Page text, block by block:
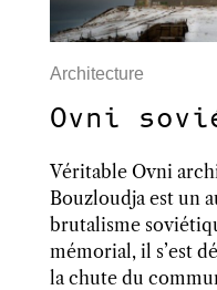
Architecture
Ovni
Véritable Ovni
Bouzloudja est un
brutalisme
mémorial, il s’est
la chute du